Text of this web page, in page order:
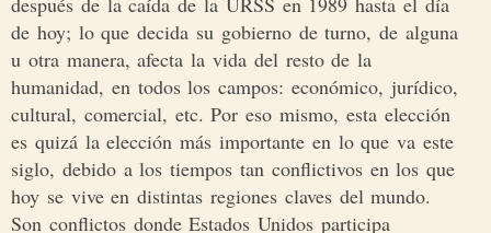
de hoy; lo que decida su gobierno de turno, de alguna
u otra manera, afecta la vida del resto de la
humanidad, en todos los campos: económico, jurídico,
cultural, comercial, etc. Por eso mismo, esta elección
es quizá la elección más importante en lo que va este
siglo, debido a los tiempos tan conflictivos en los que
hoy se vive en distintas regiones claves del mundo.
Son conflictos donde Estados Unidos participa